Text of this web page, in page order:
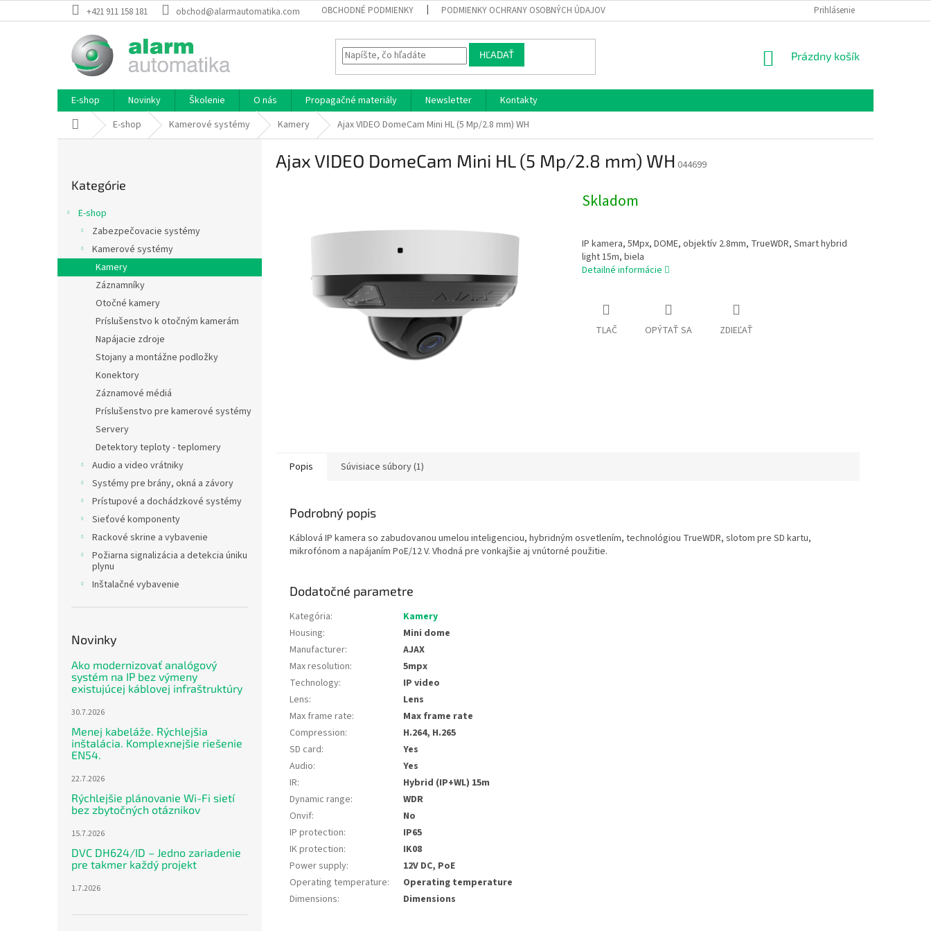
na
+421 911 158 181 obchod@alarmautomatika.com OBCHODNÉ PODMIENKY PODMIENKY OCHRANY OSOBNÝCH ÚDAJOV Prihlásenie
HĽADAŤ
NÁKUPNÝ
Prázdny košík
E-shop Novinky Školenie O nás Propagačné materiály Newsletter
Kontakty
DomovE-shop Kamerové systémy Kamery Ajax VIDEO DomeCam Mini HL (5 Mp/2.8 mm) WH
kategórie
Kategórie
E-shop
Zabezpečovacie systémy
Kamerové systémy
Kamery
Záznamníky
Otočné kamery
Príslušenstvo k otočným kamerám
Napájacie zdroje
Stojany a montážne podložky
Konektory
Záznamové médiá
Príslušenstvo pre kamerové systémy
Servery
Detektory teploty - teplomery
Audio a video vrátniky
Systémy pre brány, okná a závory
Prístupové a dochádzkové systémy
Sieťové komponenty
Rackové skrine a vybavenie
Požiarna signalizácia a detekcia úniku
plynu
Inštalačné vybavenie
Novinky
Ako modernizovať analógový
systém na IP bez výmeny
existujúcej káblovej infraštruktúry
30.7.2026
Menej kabeláže. Rýchlejšia
inštalácia. Komplexnejšie riešenie
EN54.
22.7.2026
Rýchlejšie plánovanie Wi-Fi sietí
bez zbytočných otáznikov
15.7.2026
DVC DH624/ID – Jedno zariadenie
pre takmer každý projekt
1.7.2026
Ajax VIDEO DomeCam Mini HL (5 Mp/2.8 mm) WH 044699
Skladom
IP kamera, 5Mpx, DOME, objektív 2.8mm, TrueWDR, Smart hybrid
light 15m, biela
Detailné informácie
TLAČ OPÝTAŤ SA ZDIEĽAŤ
Popis Súvisiace súbory (1)
Podrobný popis
Káblová IP kamera so zabudovanou umelou inteligenciou, hybridným osvetlením, technológiou TrueWDR, slotom pre SD kartu,
mikrofónom a napájaním PoE/12 V. Vhodná pre vonkajšie aj vnútorné použitie.
Dodatočné parametre
Kategória:
Kamery
Housing:
Mini dome
Manufacturer:
AJAX
Max resolution:
5mpx
Technology:
IP video
Lens:
Lens
Max frame rate:
Max frame rate
Compression:
H.264, H.265
SD card:
Yes
Audio:
Yes
IR:
Hybrid (IP+WL) 15m
Dynamic range:
WDR
Onvif:
No
IP protection:
IP65
IK protection:
IK08
Power supply:
12V DC, PoE
Operating temperature:
Operating temperature
Dimensions: Dimensions